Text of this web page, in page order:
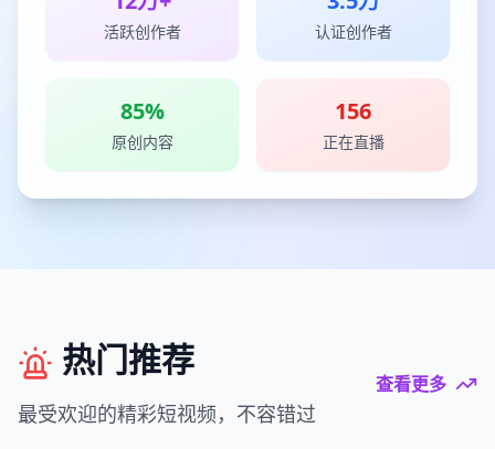
活跃创作者 认证创作者
85%
原创内容
156
正在直播
热门推荐
最受欢迎的精彩短视频，不容错过
查看更多